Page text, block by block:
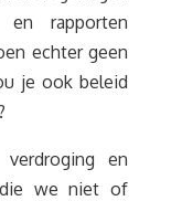
rapporten
echter geen
je ook beleid
en
die we niet of